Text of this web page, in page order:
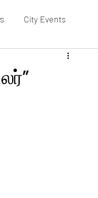
City Events
actors gallery